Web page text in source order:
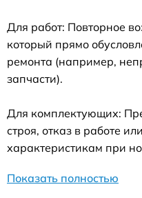
Для работ: Повторное
который прямо
ремонта (например,
запчасти).
Для комплектующих:
строя, отказ в работе
характеристикам при
Показать полностью